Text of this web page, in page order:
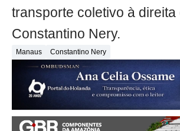
transporte coletivo à direita
Constantino Nery.
Manaus Constantino Nery